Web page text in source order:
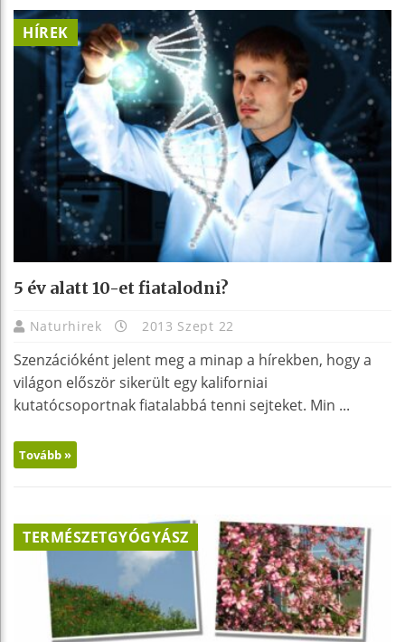
HÍREK
5 év alatt 10-et fiatalodni?
Naturhirek 2013 Szept 22
Szenzációként jelent meg a minap a hírekben, hogy a
világon először sikerült egy kaliforniai
kutatócsoportnak fiatalabbá tenni sejteket. Min ...
Tovább »
TERMÉSZETGYÓGYÁSZ